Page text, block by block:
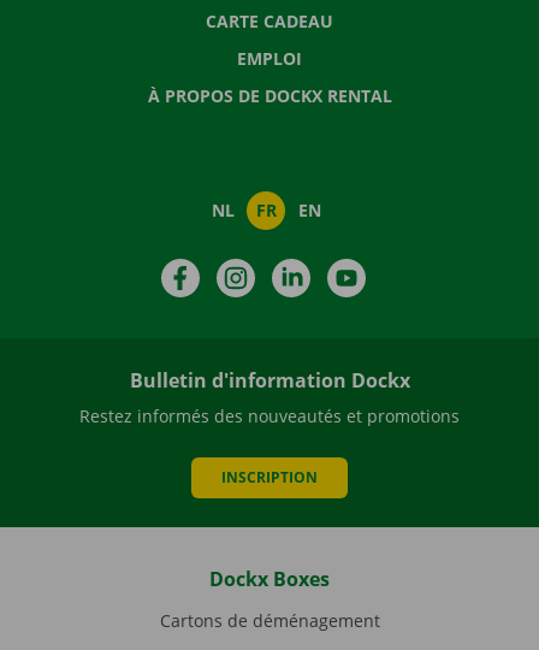
CARTE CADEAU
EMPLOI
À PROPOS DE DOCKX RENTAL
NL FR EN
FacebookInstagramLinkedIn
Bulletin d'information Dockx
Restez informés des nouveautés et promotions
INSCRIPTION
Dockx Boxes
Cartons de déménagement